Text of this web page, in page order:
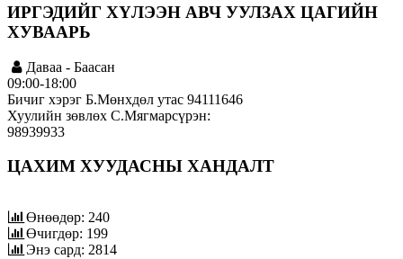
ИРГЭДИЙГ ХҮЛЭЭН АВЧ УУЛЗАХ ЦАГИЙН
ХУВААРЬ
Даваа - Баасан
09:00-18:00
Бичиг хэрэг Б.Мөнхдөл утас 94111646
Хуулийн зөвлөх С.Мягмарсүрэн:
98939933
ЦАХИМ ХУУДАСНЫ ХАНДАЛТ
Өнөөдөр: 240
Өчигдөр: 199
Энэ сард: 2814